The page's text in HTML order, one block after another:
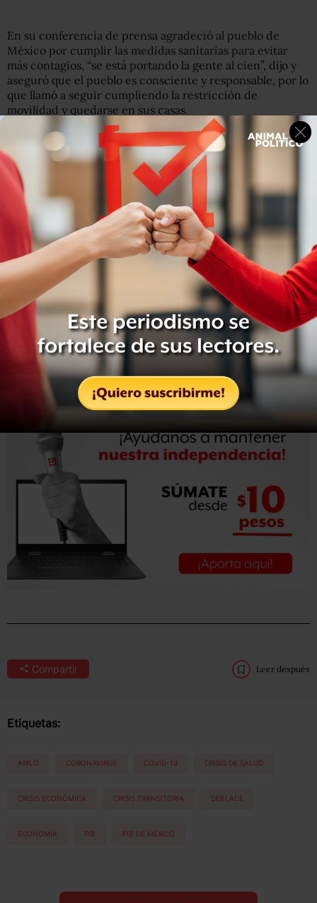
En su conferencia de prensa agradeció al pueblo de
México por cumplir las medidas sanitarias para evitar
más contagios, “se está portando la gente al cien”, dijo y
aseguró que el pueblo es consciente y responsable, por lo
que llamó a seguir cumpliendo la restricción de
movilidad y quedarse en sus casas.
“Tenemos proyecciones de lo que se necesita, vamos bien
en ese propósito, la prensa amarillista, nuestros
adversarios que todavía no ayudan porque los domina el
odio, quieren que digamos cuantos muertos, he estado
viendo el mensaje de una periodista pidiendo que
digamos cuántos muertos van a haber, esto me hace
pensar y es posible decir que estamos también viviendo
en temporada de zopilotes, ojalá que esa actitud cambie y
que no nos importe lo que estén haciendo en otros
Aún sin entrar en la fase más crítica de contagio de
COVID-19 en el país, la Secretaría de Hacienda y Crédito
Público prevé un rango decrecimiento del PIB de entre
-3.9 y 0.1% para este año
debido, sobre todo, a la
afectación económica que dejará la enfermedad.
Compartir Leer después
Etiquetas:
AMLO CORONAVIRUS COVID-19 CRISIS DE SALUD
CRISIS ECONÓMICA CRISIS TRANSITORIA DEBLACE
ECONOMÍA PIB PIB DE MÉXICO